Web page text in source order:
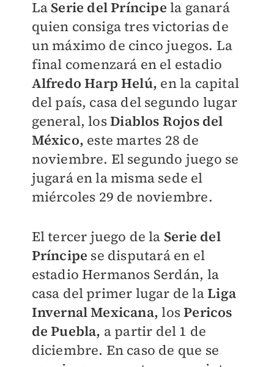
La Serie del Príncipe la ganará
quien consiga tres victorias de
un máximo de cinco juegos. La
final comenzará en el estadio
Alfredo Harp Helú, en la capital
del país, casa del segundo lugar
general, losDiablos Rojos del
México, este martes 28 de
noviembre. El segundo juego se
jugará en la misma sede el
miércoles 29 de noviembre.
El tercer juego de la Serie del
Príncipe se disputará en el
estadio Hermanos Serdán, la
casa del primer lugar de laLiga
Invernal Mexicana,losPericos
de Puebla, a partir del 1 de
diciembre. En caso de que se